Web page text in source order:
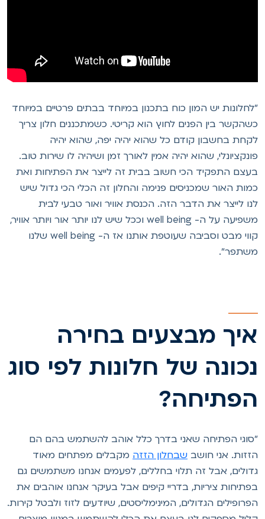
יש המון כוח בתכנון במיוחד בבתים פרטיים במיוחד
בין הפנים לחוץ הוא קריטי. כשמתכננים חלון צריך
בחשבון קודם כל שהוא יהיה יפה, שהוא יהיה
שהוא יהיה אמין לאורך זמן ושיהיה לו שירות טוב.
התפקיד הכי חשוב בבית זה לייצר את הפתיחות ואת
האור שמכניסים פנימה והחלון זה הכלי הכי גדול שיש
לייצר את הדבר הזה. הכנסת אוויר ואור טבעי לבית
משפיעה על ה- well being וככל שיש לנו יותר אור ויותר אוויר,
קווי מבט וסביבה שעוטפת אותנו אז ה- well being שלנו
מבצעים בחירה
של חלונות לפי סוג
הפתיחה שאני בדרך כלל אוהב להשתמש בהם הם
אני חושבשבחלון הזזהמקבלים מפתחים מאוד
אבל זה תלוי בחללים, לפעמים אנחנו משתמשים גם
ציריות, בדריי קיפים אבל בעיקר אנחנו אוהבים את
הגדולים, המינימליסטים, שיודעים לזוז ולבטל קירות.